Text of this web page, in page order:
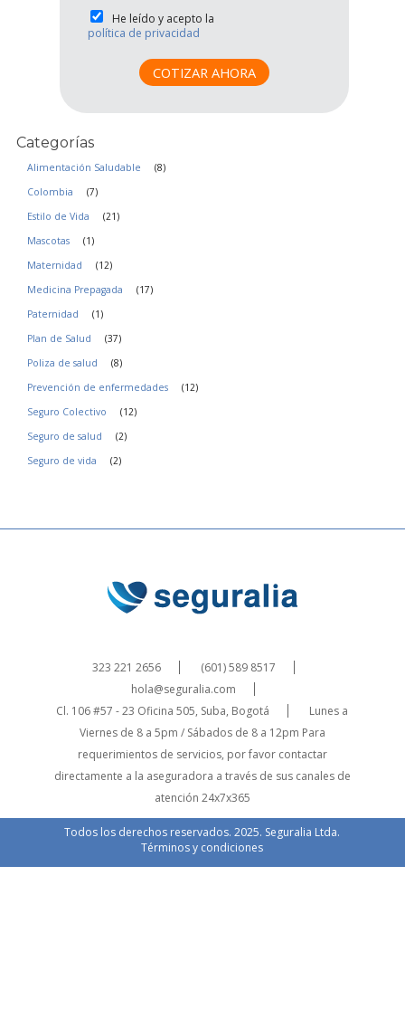
n
e
P
r
c
d
a
*
He leído y acepto la
política de privacidad
COTIZAR AHORA
Categorías
Alimentación Saludable
(8)
Colombia
(7)
Estilo de Vida
(21)
Mascotas
(1)
Maternidad
(12)
Medicina Prepagada
(17)
Paternidad
(1)
Plan de Salud
(37)
Poliza de salud
(8)
Prevención de enfermedades
(12)
Seguro Colectivo
(12)
Seguro de salud
(2)
Seguro de vida
(2)
323 221 2656
(601) 589 8517
hola@seguralia.com
Cl. 106 #57 - 23 Oficina 505, Suba, Bogotá
Lunes a
Viernes de 8 a 5pm / Sábados de 8 a 12pm Para
requerimientos de servicios, por favor contactar
directamente a la aseguradora a través de sus canales de
atención 24x7x365
Todos los derechos reservados. 2025. Seguralia Ltda.
Términos y condiciones